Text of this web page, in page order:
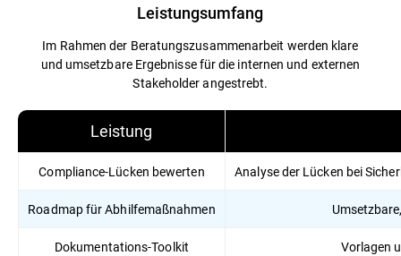
Leistungsumfang
Im Rahmen der Beratungszusammenarbeit werden klare
und umsetzbare Ergebnisse für die internen und externen
Stakeholder angestrebt.
Leistung
Compliance-Lücken bewerten Analyse der Lücken bei
Roadmap für Abhilfemaßnahmen
Dokumentations-Toolkit Vorlagen